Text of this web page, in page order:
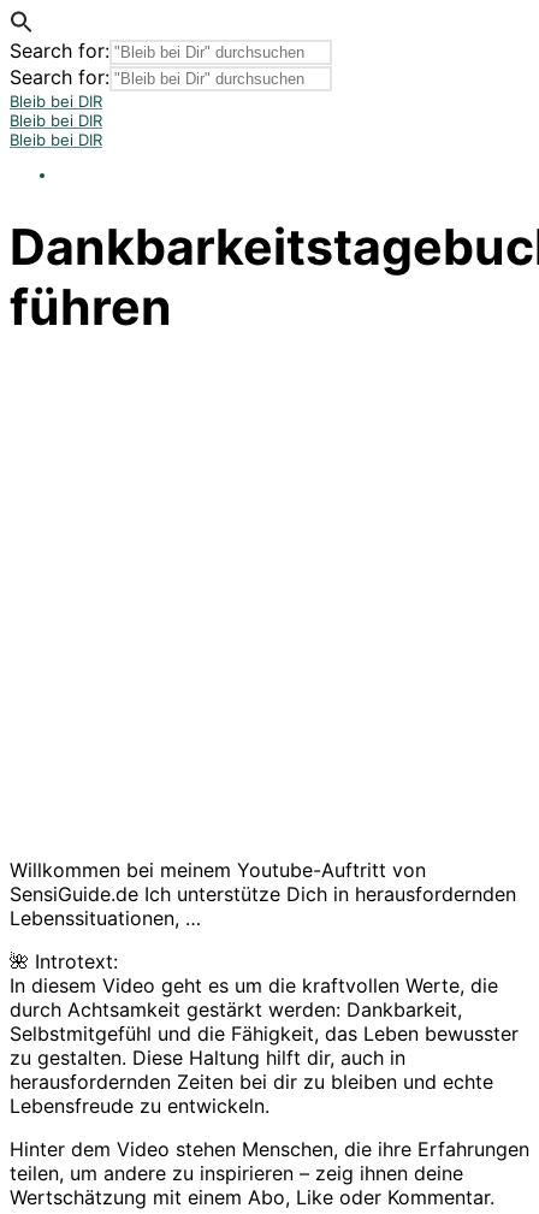
Search for:
Search for:
Bleib bei DIR
Bleib bei DIR
Bleib bei DIR
führen
Willkommen bei meinem Youtube-Auftritt von
SensiGuide.de Ich unterstütze Dich in herausfordernden
Lebenssituationen, …
🌺 Introtext:
In diesem Video geht es um die kraftvollen Werte, die
durch Achtsamkeit gestärkt werden: Dankbarkeit,
Selbstmitgefühl und die Fähigkeit, das Leben bewusster
zu gestalten. Diese Haltung hilft dir, auch in
herausfordernden Zeiten bei dir zu bleiben und echte
Lebensfreude zu entwickeln.
Hinter dem Video stehen Menschen, die ihre Erfahrungen
teilen, um andere zu inspirieren – zeig ihnen deine
Wertschätzung mit einem Abo, Like oder Kommentar.